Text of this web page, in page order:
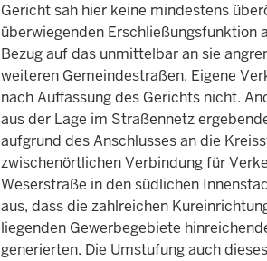
Gericht sah hier keine mindestens
überwiegenden Erschließungsfunktion
Bezug auf das unmittelbar an sie
weiteren Gemeindestraßen. Eigene
nach Auffassung des Gerichts nicht.
aus der Lage im Straßennetz
aufgrund des Anschlusses an die
zwischenörtlichen Verbindung für
Weserstraße in den südlichen
aus, dass die zahlreichen
liegenden Gewerbegebiete
generierten. Die Umstufung auch